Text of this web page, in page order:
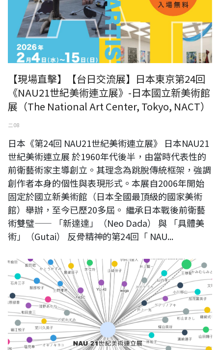
【現場直擊】【台日交流展】日本東京第24回
《NAU21世紀美術連立展》-日本國立新美術館
展（The National Art Center, Tokyo, NACT）
二 08
日本《第24回 NAU21世紀美術連立展》 日本NAU21
世紀美術連立展 於1960年代後半，由當時代表性的
前衛藝術家主導創立。其理念為跳脫傳統框架，強調
創作者本身的個性與表現形式。本展自2006年開始
固定於國立新美術館（日本全國最頂級的國家美術
館）舉辦，至今已歷20多屆。 繼承日本戰後前衛藝
術雙璧—— 「新達達」（Neo Dada） 與 「具體美
術」（Gutai） 反骨精神的第24回「 NAU...